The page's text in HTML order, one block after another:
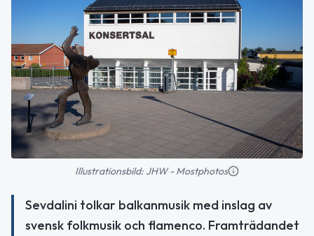
Illustrationsbild: JHW - Mostphotos
Sevdalini tolkar balkanmusik med inslag av
svensk folkmusik och flamenco. Framträdandet